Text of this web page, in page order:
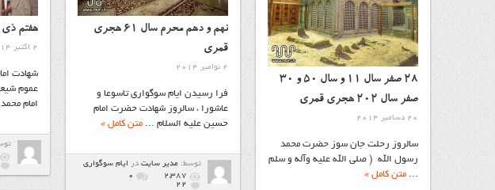
۲۸ صفر سال ۱۱ و سال ۵۰ و ۳۰
صفر سال ۲۰۲ هجری قمری
20 دسامبر 2014
سالروز رحلت جان سوز حضرت محمد
رسول الله ( صلى الله علیه وآله و سلم
... متن کامل »
نهم و دهم محرم سال ۶۱ هجری
قمری
2 نوامبر 2014
فرا رسیدن ایام سوگواری تاسوعا و
عاشورا ، سالروز شهادت حضرت امام
حسین علیه السلام ... متن کامل »
توسط: مدیر سایت در ايام سوگواري
2,387
۰
22
هفتم ذى
2 اکتبر 2014
شهادت
عموم
امام